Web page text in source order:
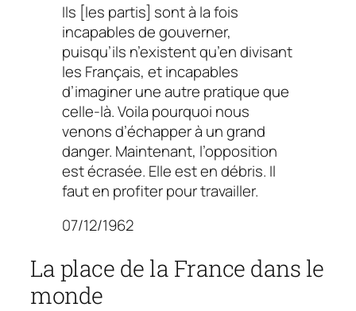
Ils [les partis] sont à la fois
incapables de gouverner,
puisqu’ils n’existent qu’en divisant
les Français, et incapables
d’imaginer une autre pratique que
celle-là. Voila pourquoi nous
venons d’échapper à un grand
danger. Maintenant, l’opposition
est écrasée. Elle est en débris. Il
faut en profiter pour travailler.
07/12/1962
La place de la France dans le
monde